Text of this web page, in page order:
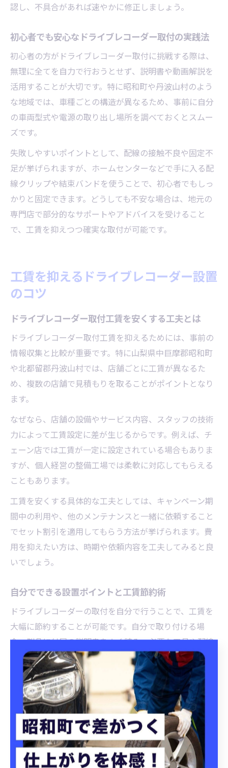
認し、不具合があれば速やかに修正しましょう。
初心者でも安心なドライブレコーダー取付の実践法
初心者の方がドライブレコーダー取付に挑戦する際は、
無理に全てを自力で行おうとせず、説明書や動画解説を
活用することが大切です。特に昭和町や丹波山村のよう
な地域では、車種ごとの構造が異なるため、事前に自分
の車両型式や電源の取り出し場所を調べておくとスムー
ズです。
失敗しやすいポイントとして、配線の接触不良や固定不
足が挙げられますが、ホームセンターなどで手に入る配
線クリップや結束バンドを使うことで、初心者でもしっ
かりと固定できます。どうしても不安な場合は、地元の
専門店で部分的なサポートやアドバイスを受けること
で、工賃を抑えつつ確実な取付が可能です。
工賃を抑えるドライブレコーダー設置
のコツ
ドライブレコーダー取付工賃を安くする工夫とは
ドライブレコーダー取付工賃を抑えるためには、事前の
情報収集と比較が重要です。特に山梨県中巨摩郡昭和町
や北都留郡丹波山村では、店舗ごとに工賃が異なるた
め、複数の店舗で見積もりを取ることがポイントとなり
ます。
なぜなら、店舗の設備やサービス内容、スタッフの技術
力によって工賃設定に差が生じるからです。例えば、チ
ェーン店では工賃が一定に設定されている場合もありま
すが、個人経営の整備工場では柔軟に対応してもらえる
こともあります。
工賃を安くする具体的な工夫としては、キャンペーン期
間中の利用や、他のメンテナンスと一緒に依頼すること
でセット割引を適用してもらう方法が挙げられます。費
用を抑えたい方は、時期や依頼内容を工夫してみると良
いでしょう。
自分でできる設置ポイントと工賃節約術
ドライブレコーダーの取付を自分で行うことで、工賃を
大幅に節約することが可能です。自分で取り付ける場
合、製品に付属の説明書をよく読み、必要な工具や配線
方法を事前に確認しておくことが大切です。
設置ポイントとしては、フロントガラスの上部中央付近
が一般的ですが、エアバッグやワイパーの可動範囲を妨
げない位置を選びましょう。また、配線は視界を妨げな
いように内装の隙間を活用すると、見た目もスッキリし
ます。
自分で取付をする際の節約術として、ネット通販やホー